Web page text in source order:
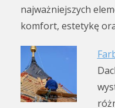
najważniejszych
komfort, estetykę